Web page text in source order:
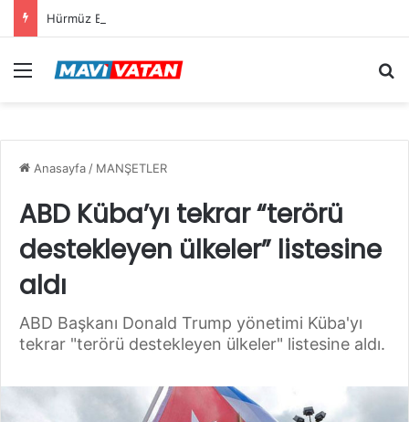
Hürmüz Boğazı için yeni rota gündemde
Menü
Anasayfa / MANŞETLER
ABD Küba’yı tekrar “terörü
destekleyen ülkeler” listesine
aldı
ABD Başkanı Donald Trump yönetimi Küba'yı
tekrar "terörü destekleyen ülkeler" listesine aldı.